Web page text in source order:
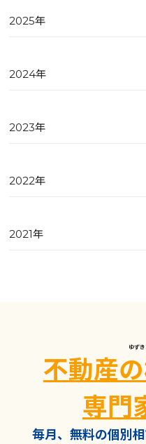
2025年
2024年
2023年
2022年
2021年
ゆず
不動産
専門
毎月、無料の個別相